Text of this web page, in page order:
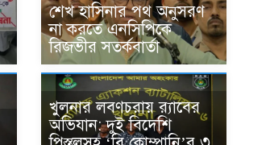
শেখ হাসিনার পথ অনুসরণ
না করতে এনসিপিকে
রিজভীর সতর্কবার্তা
খুলনার লবণচরায় র‍্যাবের
অভিযান: দুই বিদেশি